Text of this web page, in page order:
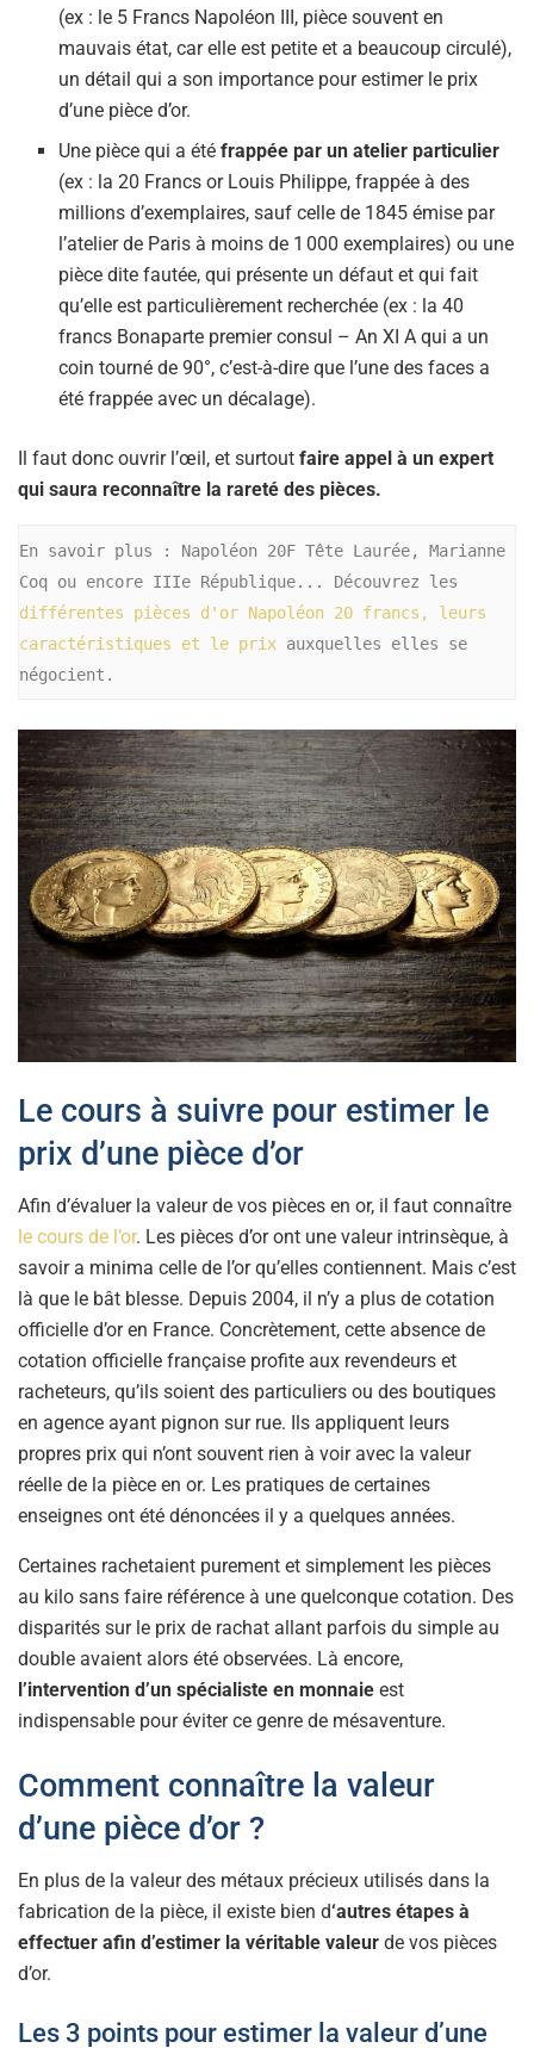
(ex : le 5 Francs Napoléon III, pièce souvent en
mauvais état, car elle est petite et a beaucoup circulé),
un détail qui a son importance pour estimer le prix
d’une pièce d’or.
Une pièce qui a étéfrappée par un atelier particulier
(ex : la 20 Francs or Louis Philippe, frappée à des
millions d’exemplaires, sauf celle de 1845 émise par
l’atelier de Paris à moins de 1 000 exemplaires) ou une
pièce dite fautée, qui présente un défaut et qui fait
qu’elle est particulièrement recherchée (ex : la 40
francs Bonaparte premier consul – An XI A qui a un
coin tourné de 90°, c’est-à-dire que l’une des faces a
été frappée avec un décalage).
Il faut donc ouvrir l’œil, et surtout faire appel à un expert
qui saura reconnaître la rareté des pièces.
En savoir plus : Napoléon 20F Tête Laurée, Marianne
Coq ou encore IIIe République... Découvrez les
différentes pièces d'or Napoléon 20 francs, leurs
caractéristiques et le prix auxquelles elles se
négocient.
Le cours à suivre pour estimer le
prix d’une pièce d’or
Afin d’évaluer la valeur de vos pièces en or, il faut connaître
le cours de l’or. Les pièces d’or ont une valeur intrinsèque, à
savoir a minima celle de l’or qu’elles contiennent. Mais c’est
là que le bât blesse. Depuis 2004, il n’y a plus de cotation
officielle d’or en France. Concrètement, cette absence de
cotation officielle française profite aux revendeurs et
racheteurs, qu’ils soient des particuliers ou des boutiques
en agence ayant pignon sur rue. Ils appliquent leurs
propres prix qui n’ont souvent rien à voir avec la valeur
réelle de la pièce en or. Les pratiques de certaines
enseignes ont été dénoncées il y a quelques années.
Certaines rachetaient purement et simplement les pièces
au kilo sans faire référence à une quelconque cotation. Des
disparités sur le prix de rachat allant parfois du simple au
double avaient alors été observées. Là encore,
l’intervention d’un spécialiste en monnaie est
indispensable pour éviter ce genre de mésaventure.
Comment connaître la valeur
d’une pièce d’or ?
En plus de la valeur des métaux précieux utilisés dans la
fabrication de la pièce, il existe bien d‘autres étapes à
effectuer afin d’estimer la véritable valeur de vos pièces
d’or.
Les 3 points pour estimer la valeur d’une